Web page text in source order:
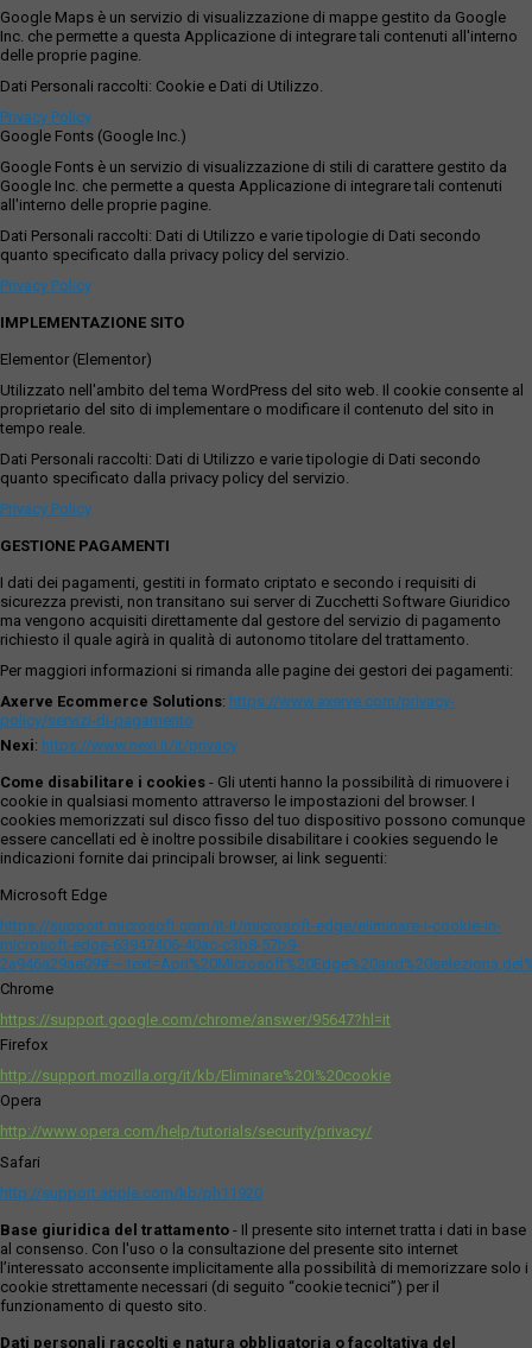
Google Maps è un servizio di visualizzazione di mappe gestito da Google
Inc. che permette a questa Applicazione di integrare tali contenuti all'interno
delle proprie pagine.
Dati Personali raccolti: Cookie e Dati di Utilizzo.
Privacy Policy
Google Fonts (Google Inc.)
Google Fonts è un servizio di visualizzazione di stili di carattere gestito da
Google Inc. che permette a questa Applicazione di integrare tali contenuti
all'interno delle proprie pagine.
Dati Personali raccolti: Dati di Utilizzo e varie tipologie di Dati secondo
quanto specificato dalla privacy policy del servizio.
Privacy Policy
IMPLEMENTAZIONE SITO
Elementor (Elementor)
Utilizzato nell'ambito del tema WordPress del sito web. Il cookie consente al
proprietario del sito di implementare o modificare il contenuto del sito in
tempo reale.
Dati Personali raccolti: Dati di Utilizzo e varie tipologie di Dati secondo
quanto specificato dalla privacy policy del servizio.
Privacy Policy
GESTIONE PAGAMENTI
I dati dei pagamenti, gestiti in formato criptato e secondo i requisiti di
sicurezza previsti, non transitano sui server di Zucchetti Software Giuridico
ma vengono acquisiti direttamente dal gestore del servizio di pagamento
richiesto il quale agirà in qualità di autonomo titolare del trattamento.
Per maggiori informazioni si rimanda alle pagine dei gestori dei pagamenti:
Axerve Ecommerce Solutions: https://www.axerve.com/privacy-
policy/servizi-di-pagamento
Nexi: https://www.nexi.it/it/privacy
Come disabilitare i cookies - Gli utenti hanno la possibilità di rimuovere i
cookie in qualsiasi momento attraverso le impostazioni del browser. I
cookies memorizzati sul disco fisso del tuo dispositivo possono comunque
essere cancellati ed è inoltre possibile disabilitare i cookies seguendo le
indicazioni fornite dai principali browser, ai link seguenti:
Microsoft Edge
https://support.microsoft.com/it-it/microsoft-edge/eliminare-i-cookie-in-
microsoft-edge-63947406-40ac-c3b8-57b9-
Chrome
https://support.google.com/chrome/answer/95647?hl=it
Firefox
http://support.mozilla.org/it/kb/Eliminare%20i%20cookie
Opera
http://www.opera.com/help/tutorials/security/privacy/
Safari
http://support.apple.com/kb/ph11920
Base giuridica del trattamento - Il presente sito internet tratta i dati in base
al consenso. Con l'uso o la consultazione del presente sito internet
l’interessato acconsente implicitamente alla possibilità di memorizzare solo i
cookie strettamente necessari (di seguito “cookie tecnici”) per il
funzionamento di questo sito.
Dati personali raccolti e natura obbligatoria o facoltativa del